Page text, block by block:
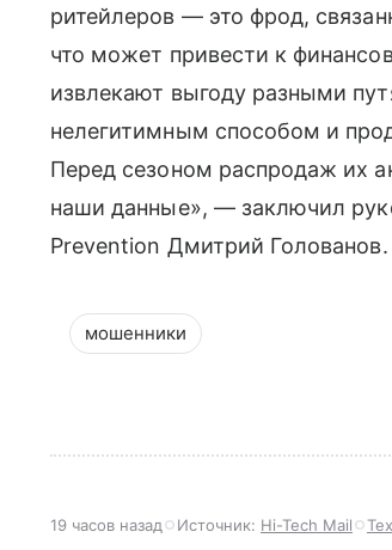
ритейлеров — это фрод,
что может привести к
извлекают выгоду разными
нелегитимным способом и
Перед сезоном распродаж их
наши данные», — заключил
Prevention Дмитрий Голованов.
мошенники
19 часов назад Источник: Hi-Tech Mail